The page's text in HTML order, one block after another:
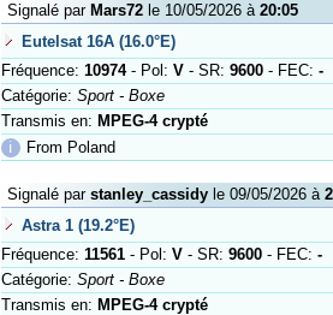
Signalé par Mars72le 10/05/2026 à 20:05
Eutelsat 16A (16.0°E)
Fréquence: 10974- Pol: V- SR: 9600- FEC: -
Catégorie: Sport - Boxe
Transmis en: MPEG-4 crypté
ℹ
From Poland
Signalé par stanley_cassidyle 09/05/2026 à
Astra 1 (19.2°E)
Fréquence: 11561- Pol: V- SR: 9600- FEC: -
Catégorie: Sport - Boxe
Transmis en: MPEG-4 crypté